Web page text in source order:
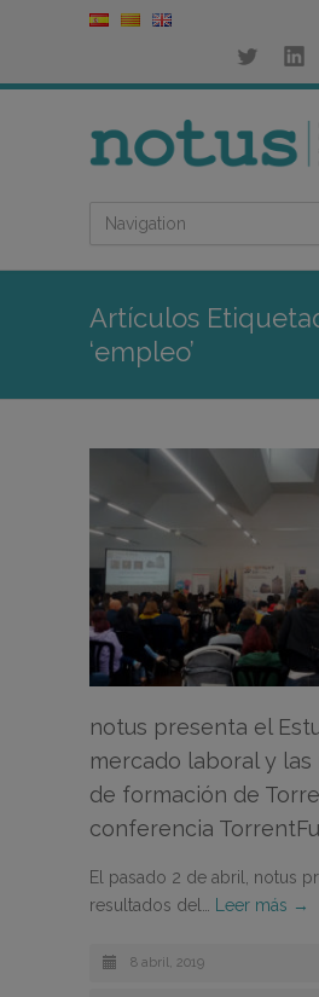
Artículos
‘empleo’
notus presenta el
mercado laboral y las
de formación de
conferencia
El pasado 2 de abril, notus
resultados del…
Leer más →
8 abril, 2019